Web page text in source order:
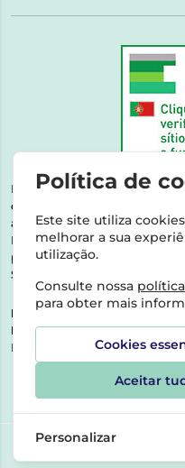
Esta farmácia encontra-se
dispensa de medicamentos
através da internet.
MSRM, MNSRM, MSRMV ou
podem ser entregues nos
Sesimbra, Oeiras e Lisboa.
Direção Técnica:
Dra.
NIPC:513064133 | ASPAS E
Rua dos Castanheiros 5 AB
Política de
Este site utiliza
melhorar a sua
utilização.
Consulte nossa
para obter mais
Cookies
Aceitar
Personalizar